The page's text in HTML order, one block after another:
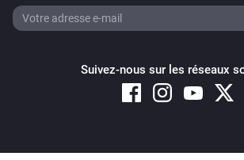
Suivez-nous sur les réseaux